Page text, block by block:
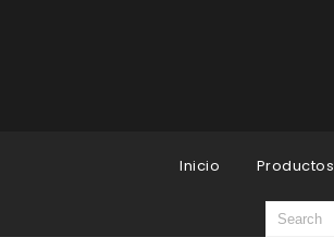
Inicio Productos